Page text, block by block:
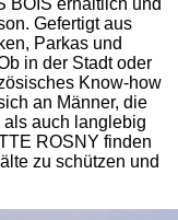
BOIS erhältlich und
Gefertigt aus
Parkas und
in der Stadt oder
Know-how
an Männer, die
auch langlebig
ROSNY finden
zu schützen und